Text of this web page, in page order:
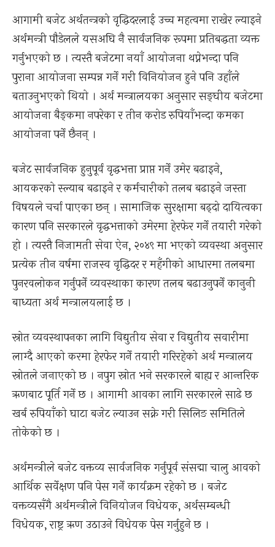
आगामी बजेट अर्थतन्त्रको वृद्धिदरलाई उच्च महत्वमा राखेर ल्याइने
अर्थमन्त्री पौडेलले यसअघि नै सार्वजनिक रूपमा प्रतिबद्धता व्यक्त
गर्नुभएको छ । त्यस्तै बजेटमा नयाँ आयोजना थप्नेभन्दा पनि
पुराना आयोजना सम्पन्न गर्ने गरी विनियोजन हुने पनि उहाँले
बताउनुभएको थियो । अर्थ मन्त्रालयका अनुसार सङ्घीय बजेटमा
आयोजना बैङ्कमा नपरेका र तीन करोड रुपियाँभन्दा कमका
आयोजना पर्ने छैनन् ।
बजेट सार्वजनिक हुनुपूर्व वृद्धभत्ता प्राप्त गर्ने उमेर बढाइने,
आयकरको स्ल्याब बढाइने र कर्मचारीको तलब बढाइने जस्ता
विषयले चर्चा पाएका छन् । सामाजिक सुरक्षामा बढ्दो दायित्वका
कारण पनि सरकारले वृद्धभत्ताको उमेरमा हेरफेर गर्ने तयारी गरेको
हो । त्यस्तै निजामती सेवा ऐन, २०४९ मा भएको व्यवस्था अनुसार
प्रत्येक तीन वर्षमा राजस्व वृद्धिदर र महँगीको आधारमा तलबमा
पुनरवलोकन गर्नुपर्ने व्यवस्थाका कारण तलब बढाउनुपर्ने कानुनी
बाध्यता अर्थ मन्त्रालयलाई छ ।
स्रोत व्यवस्थापनका लागि विद्युतीय सेवा र विद्युतीय सवारीमा
लाग्दै आएको करमा हेरफेर गर्ने तयारी गरिरहेको अर्थ मन्त्रालय
स्रोतले जनाएको छ । नपुग स्रोत भने सरकारले बाह्य र आन्तरिक
ऋणबाट पूर्ति गर्ने छ । आगामी आवका लागि सरकारले साढे छ
खर्ब रुपियाँको घाटा बजेट ल्याउन सक्ने गरी सिलिङ समितिले
तोकेको छ ।
अर्थमन्त्रीले बजेट वक्तव्य सार्वजनिक गर्नुपूर्व संसद्मा चालु आवको
आर्थिक सर्वेक्षण पनि पेस गर्ने कार्यक्रम रहेको छ । बजेट
वक्तव्यसँगै अर्थमन्त्रीले विनियोजन विधेयक, अर्थसम्बन्धी
विधेयक, राष्ट्र ऋण उठाउने विधेयक पेस गर्नुहुने छ ।